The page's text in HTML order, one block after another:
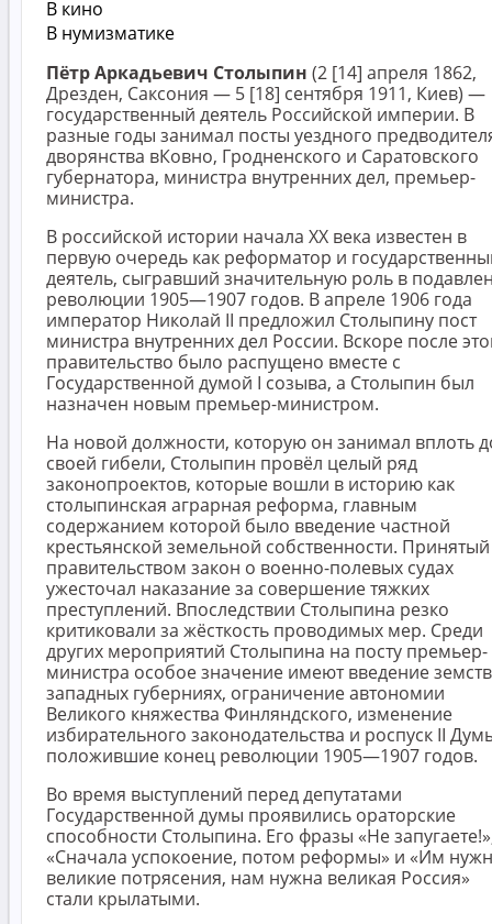
В кино
В нумизматике
Пётр Аркадьевич Столыпин (2 [14] апреля 1862,
Дрезден, Саксония — 5 [18] сентября 1911, Киев) —
государственный деятель Российской империи. В
разные годы занимал посты уездного
дворянства вКовно, Гродненского и Саратовского
губернатора, министра внутренних дел, премьер-
министра.
В российской истории начала XX века известен в
первую очередь как реформатор и
деятель, сыгравший значительную роль в
революции 1905—1907 годов. В апреле 1906 года
император Николай II предложил Столыпину пост
министра внутренних дел России. Вскоре после
правительство было распущено вместе с
Государственной думой I созыва, а Столыпин был
назначен новым премьер-министром.
На новой должности, которую он занимал вплоть
своей гибели, Столыпин провёл целый ряд
законопроектов, которые вошли в историю как
столыпинская аграрная реформа, главным
содержанием которой было введение частной
крестьянской земельной собственности. Принятый
правительством закон о военно-полевых судах
ужесточал наказание за совершение тяжких
преступлений. Впоследствии Столыпина резко
критиковали за жёсткость проводимых мер. Среди
других мероприятий Столыпина на посту премьер-
министра особое значение имеют введение
западных губерниях, ограничение автономии
Великого княжества Финляндского, изменение
избирательного законодательства и роспуск II
положившие конец революции 1905—1907 годов.
Во время выступлений перед депутатами
Государственной думы проявились ораторские
способности Столыпина. Его фразы «Не
«Сначала успокоение, потом реформы» и «Им
великие потрясения, нам нужна великая Россия»
стали крылатыми.